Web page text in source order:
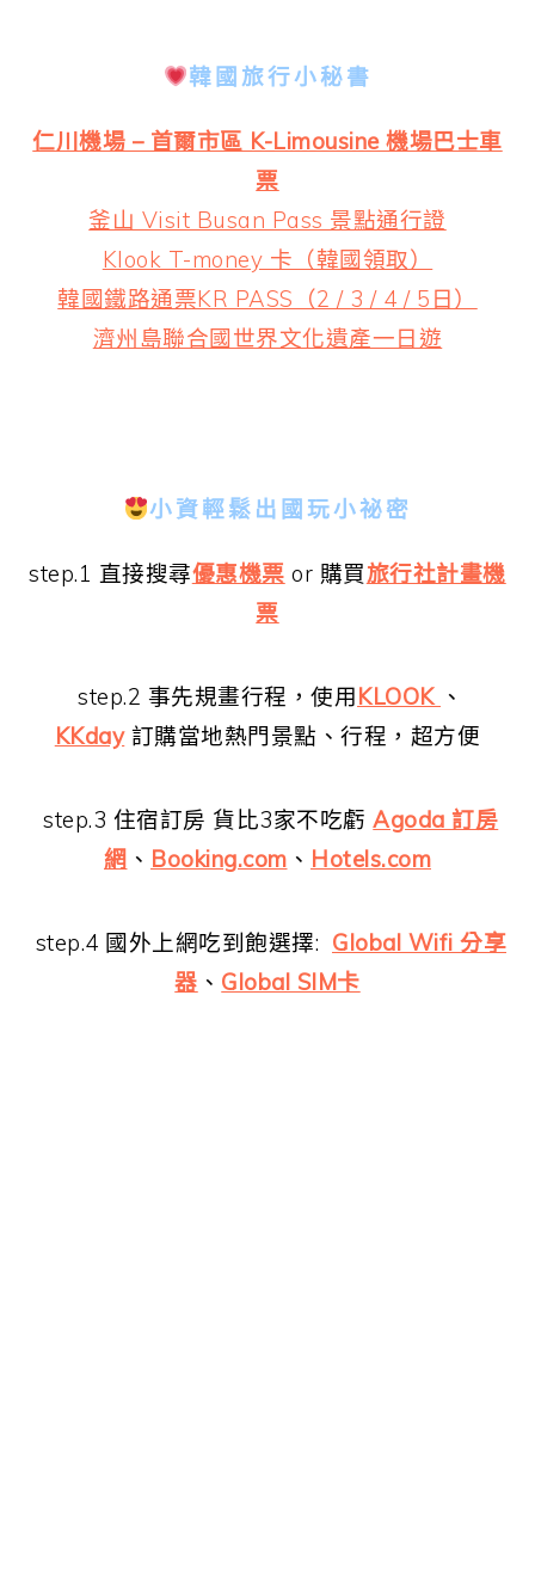
韓國旅行小秘書
仁川機場 – 首爾市區 K-Limousine 機場巴士車
票
釜山 Visit Busan Pass 景點通行證
Klook T-money 卡（韓國領取）
韓國鐵路通票KR PASS（2 / 3 / 4 / 5日）
濟州島聯合國世界文化遺產一日遊
小資輕鬆出國玩小祕密
step.1 直接搜尋優惠機票 or 購買旅行社計畫機
票
step.2 事先規畫行程，使用KLOOK 、
KKday 訂購當地熱門景點、行程，超方便
step.3 住宿訂房 貨比3家不吃虧Agoda 訂房
網 、 Booking.com 、 Hotels.com
step.4 國外上網吃到飽選擇: Global Wifi 分享
器 、 Global SIM卡